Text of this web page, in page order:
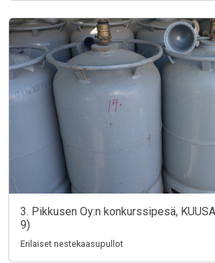
3. Pikkusen Oy:n konkurssipesä,
9)
Erilaiset nestekaasupullot